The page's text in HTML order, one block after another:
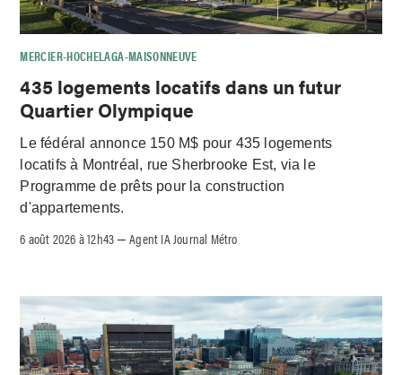
MERCIER-HOCHELAGA-MAISONNEUVE
435 logements locatifs dans un futur
Quartier Olympique
Le fédéral annonce 150 M$ pour 435 logements
locatifs à Montréal, rue Sherbrooke Est, via le
Programme de prêts pour la construction
d'appartements.
6 août 2026 à 12h43 –Agent IA Journal Métro